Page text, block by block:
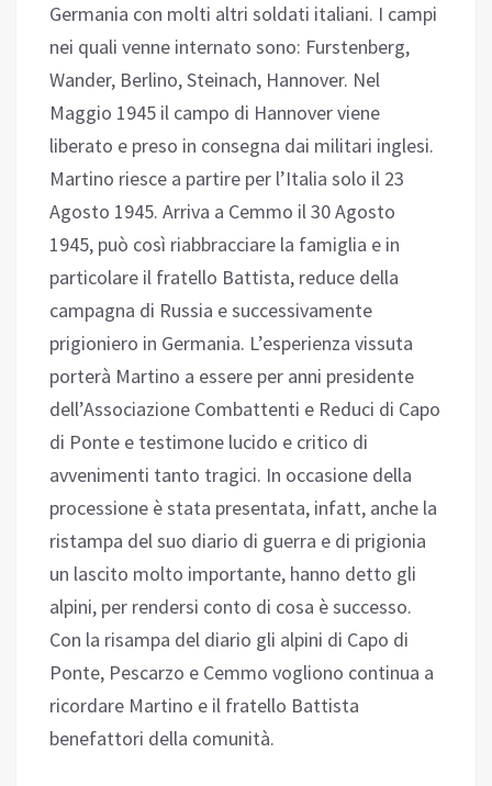
Germania con molti altri soldati italiani. I campi
nei quali venne internato sono: Furstenberg,
Wander, Berlino, Steinach, Hannover. Nel
Maggio 1945 il campo di Hannover viene
liberato e preso in consegna dai militari inglesi.
Martino riesce a partire per l’Italia solo il 23
Agosto 1945. Arriva a Cemmo il 30 Agosto
1945, può così riabbracciare la famiglia e in
particolare il fratello Battista, reduce della
campagna di Russia e successivamente
prigioniero in Germania. L’esperienza vissuta
porterà Martino a essere per anni presidente
dell’Associazione Combattenti e Reduci di Capo
di Ponte e testimone lucido e critico di
avvenimenti tanto tragici. In occasione della
processione è stata presentata, infatt, anche la
ristampa del suo diario di guerra e di prigionia
un lascito molto importante, hanno detto gli
alpini, per rendersi conto di cosa è successo.
Con la risampa del diario gli alpini di Capo di
Ponte, Pescarzo e Cemmo vogliono continua a
ricordare Martino e il fratello Battista
benefattori della comunità.